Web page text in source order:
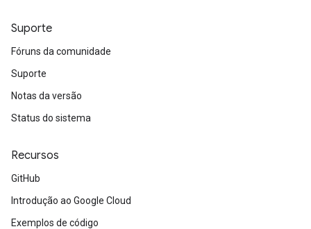
Suporte
Fóruns da comunidade
Suporte
Notas da versão
Status do sistema
Recursos
GitHub
Introdução ao Google Cloud
Exemplos de código